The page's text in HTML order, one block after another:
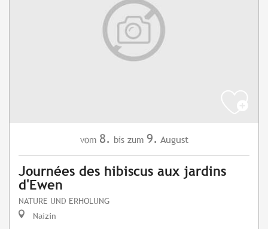
vom 8. bis zum 9. August
Journées des hibiscus aux jardins
d'Ewen
NATURE UND ERHOLUNG
Naizin